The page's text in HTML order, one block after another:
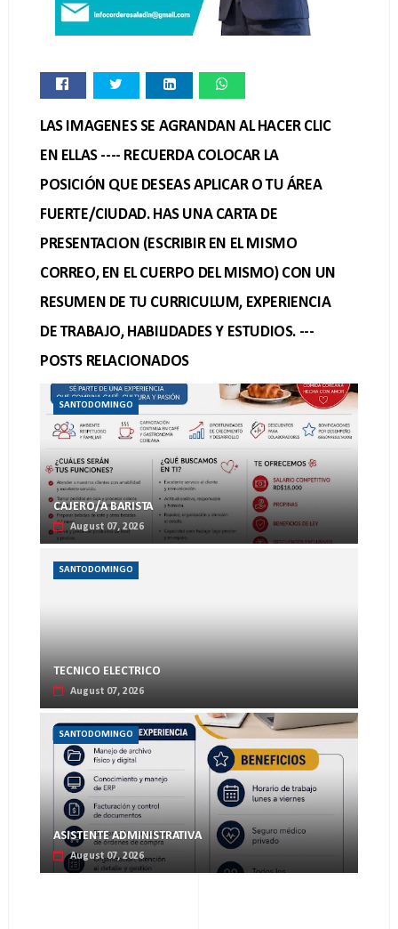
LAS IMAGENES SE AGRANDAN AL HACER CLIC
EN ELLAS ---- RECUERDA COLOCAR LA
POSICIÓN QUE DESEAS APLICAR O TU ÁREA
FUERTE/CIUDAD. HAS UNA CARTA DE
PRESENTACION (ESCRIBIR EN EL MISMO
CORREO, EN EL CUERPO DEL MISMO) CON UN
RESUMEN DE TU CURRICULUM, EXPERIENCIA
DE TRABAJO, HABILIDADES Y ESTUDIOS. ---
POSTS RELACIONADOS
SANTODOMINGO
CAJERO/A BARISTA
August 07, 2026
SANTODOMINGO
TECNICO ELECTRICO
August 07, 2026
SANTODOMINGO
ASISTENTE ADMINISTRATIVA
August 07, 2026